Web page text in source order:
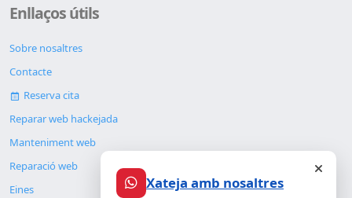
Enllaços útils
Sobre nosaltres
Contacte
Reserva cita
Reparar web hackejada
Manteniment web
Reparació web
Eines
Xateja amb nosaltres